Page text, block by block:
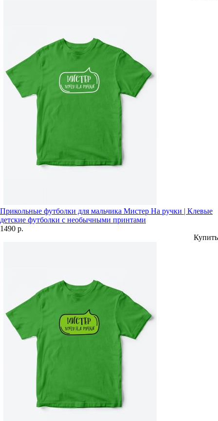
Прикольные футболки для мальчика Мистер На ручки | Клевые
детские футболки с необычными принтами
1490 р.
Купить